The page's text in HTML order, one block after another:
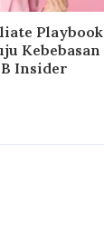
Playbook
Kebebasan
Insider